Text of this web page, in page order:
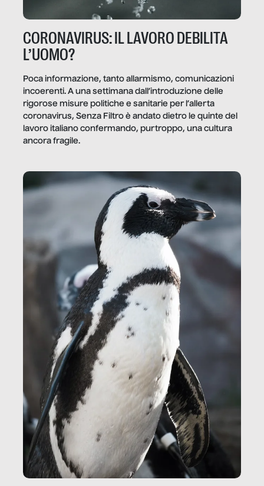
CORONAVIRUS: IL LAVORO DEBILITA
L’UOMO?
Poca informazione, tanto allarmismo, comunicazioni
incoerenti. A una settimana dall’introduzione delle
rigorose misure politiche e sanitarie per l’allerta
coronavirus, Senza Filtro è andato dietro le quinte del
lavoro italiano confermando, purtroppo, una cultura
ancora fragile.